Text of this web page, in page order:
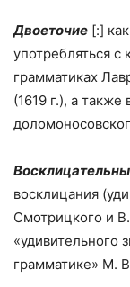
Двоеточие [:]
употребляться с
грамматиках
(1619 г.), а также
восклицания
Смотрицкого и
«удивительного
грамматике» М.